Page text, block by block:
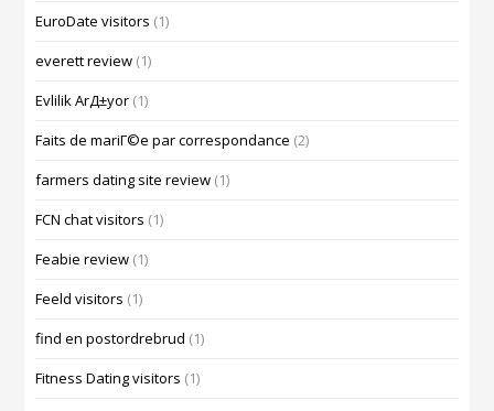
EuroDate visitors (1)
everett review (1)
Evlilik ArД±yor (1)
Faits de mariГ©e par correspondance (2)
farmers dating site review (1)
FCN chat visitors (1)
Feabie review (1)
Feeld visitors (1)
find en postordrebrud (1)
Fitness Dating visitors (1)